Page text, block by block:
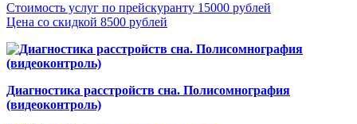
Стоимость услуг по прейскуранту 15000 рублей
Цена со скидкой 8500 рублей
Диагностика расстройств сна. Полисомнография
(видеоконтроль)